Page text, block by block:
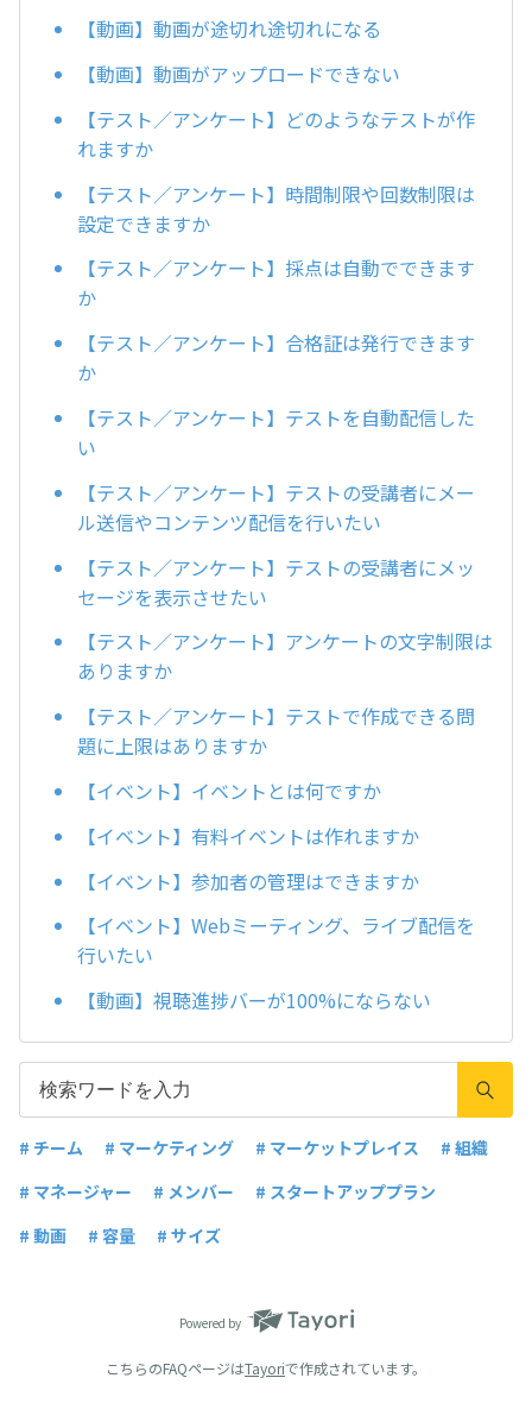
【動画】動画が途切れ途切れになる
【動画】動画がアップロードできない
【テスト／アンケート】どのようなテストが作
れますか
【テスト／アンケート】時間制限や回数制限は
設定できますか
【テスト／アンケート】採点は自動でできます
か
【テスト／アンケート】合格証は発行できます
か
【テスト／アンケート】テストを自動配信した
い
【テスト／アンケート】テストの受講者にメー
ル送信やコンテンツ配信を行いたい
【テスト／アンケート】テストの受講者にメッ
セージを表示させたい
【テスト／アンケート】アンケートの文字制限は
ありますか
【テスト／アンケート】テストで作成できる問
題に上限はありますか
【イベント】イベントとは何ですか
【イベント】有料イベントは作れますか
【イベント】参加者の管理はできますか
【イベント】Webミーティング、ライブ配信を
行いたい
【動画】視聴進捗バーが100%にならない
# チーム # マーケティング # マーケットプレイス
# 組織
# マネージャー
# メンバー
# スタートアッププラン
# 動画
# 容量 # サイズ
Powered by
こちらのFAQページはTayoriで作成されています。